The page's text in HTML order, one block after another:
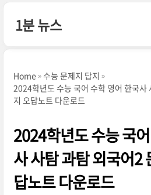
1분 뉴스
Home
수능 문제지 답지
2024학년도 수능 국어 수학 영어 한국사
지 오답노트 다운로드
2024학년도 수능 국
사 사탐 과탐 외국어2
답노트 다운로드